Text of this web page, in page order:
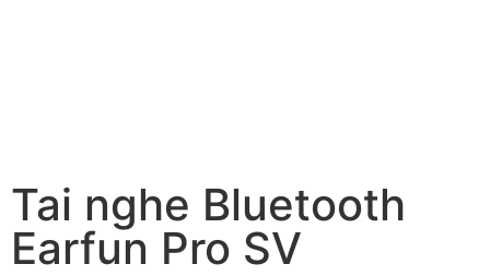
Tai nghe Bluetooth
Earfun Pro SV